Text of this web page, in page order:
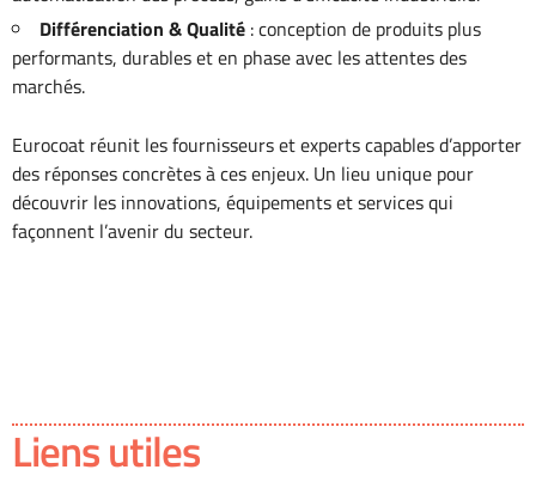
Différenciation & Qualité : conception de produits plus
performants, durables et en phase avec les attentes des
marchés.
Eurocoat réunit les fournisseurs et experts capables d’apporter
des réponses concrètes à ces enjeux. Un lieu unique pour
découvrir les innovations, équipements et services qui
façonnent l’avenir du secteur.
Liens utiles